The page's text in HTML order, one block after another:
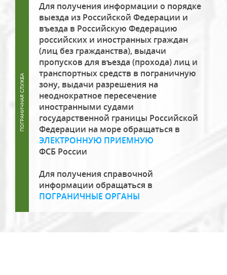
Для получения информации о порядке
выезда из Российской Федерации и
въезда в Российскую Федерацию
российских и иностранных граждан
(лиц без гражданства), выдачи
пропусков для въезда (прохода) лиц и
транспортных средств в пограничную
зону, выдачи разрешения на
неоднократное пересечение
иностранными судами
государственной границы Российской
Федерации на море обращаться в
ЭЛЕКТРОННУЮ ПРИЕМНУЮ
ФСБ России
Для получения справочной
информации обращаться в
ПОГРАНИЧНЫЕ ОРГАНЫ